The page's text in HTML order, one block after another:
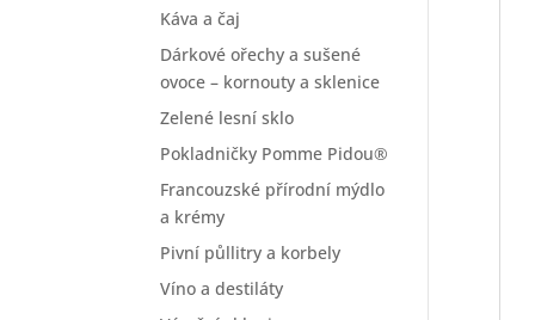
Káva a čaj
Dárkové ořechy a sušené
ovoce – kornouty a sklenice
Zelené lesní sklo
Pokladničky Pomme Pidou®
Francouzské přírodní mýdlo
a krémy
Pivní půllitry a korbely
Víno a destiláty